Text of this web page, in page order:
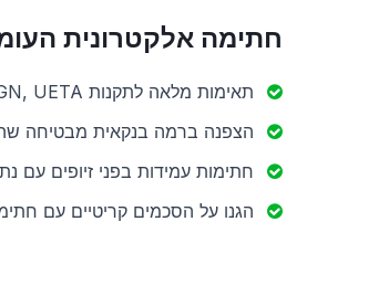
חתימה אלקטרונית
תאימות מלאה לתקנות ESIGN, UETA ו-eIDAS.
הצפנה ברמה בנקאית מבטיחה
חתימות עמידות בפני זיופים עם
הגנו על הסכמים קריטיים עם